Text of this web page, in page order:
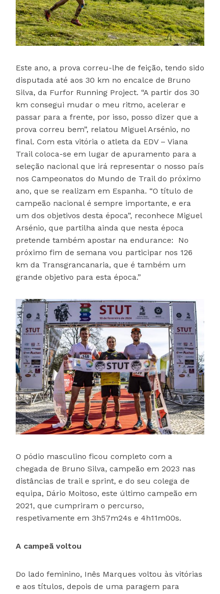
Este ano, a prova correu-lhe de feição, tendo sido
disputada até aos 30 km no encalce de Bruno
Silva, da Furfor Running Project. “A partir dos 30
km consegui mudar o meu ritmo, acelerar e
passar para a frente, por isso, posso dizer que a
prova correu bem”, relatou Miguel Arsénio, no
final. Com esta vitória o atleta da EDV – Viana
Trail coloca-se em lugar de apuramento para a
seleção nacional que irá representar o nosso país
nos Campeonatos do Mundo de Trail do próximo
ano, que se realizam em Espanha. “O título de
campeão nacional é sempre importante, e era
um dos objetivos desta época”, reconhece Miguel
Arsénio, que partilha ainda que nesta época
pretende também apostar na endurance: No
próximo fim de semana vou participar nos 126
km da Transgrancanaria, que é também um
grande objetivo para esta época.”
O pódio masculino ficou completo com a
chegada de Bruno Silva, campeão em 2023 nas
distâncias de trail e sprint, e do seu colega de
equipa, Dário Moitoso, este último campeão em
2021, que cumpriram o percurso,
respetivamente em 3h57m24s e 4h11m00s.
A campeã voltou
Do lado feminino, Inês Marques voltou às vitórias
e aos títulos, depois de uma paragem para